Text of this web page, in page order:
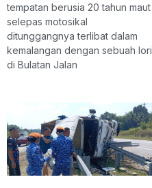
tempatan berusia 20 tahun maut
selepas motosikal
ditunggangnya terlibat dalam
kemalangan dengan sebuah lori
di Bulatan Jalan